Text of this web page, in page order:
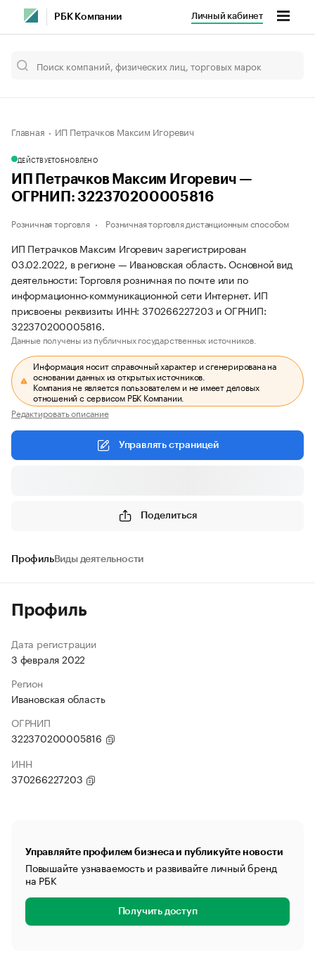
РБК Компании Личный кабинет
Главная ИП Петрачков Максим Игоревич
ДЕЙСТВУЕТОБНОВЛЕНО
ИП Петрачков Максим Игоревич —
ОГРНИП: 322370200005816
Розничная торговля Розничная торговля дистанционным способом
ИП Петрачков Максим Игоревич зарегистрирован
03.02.2022, в регионе — Ивановская область. Основной вид
деятельности: Торговля розничная по почте или по
информационно-коммуникационной сети Интернет. ИП
присвоены реквизиты ИНН: 370266227203 и ОГРНИП:
322370200005816.
Данные получены из публичных государственных источников.
Информация носит справочный характер и сгенерирована на
основании данных из открытых источников.
Компания не является пользователем и не имеет деловых
отношений с сервисом РБК Компании.
Редактировать описание
Управлять страницей
Поделиться
ПрофильВиды деятельности
Профиль
Дата регистрации
3 февраля 2022
Регион
Ивановская область
ОГРНИП
322370200005816
ИНН
370266227203
Управляйте профилем бизнеса и публикуйте новости
Повышайте узнаваемость и развивайте личный бренд
на РБК
Получить доступ